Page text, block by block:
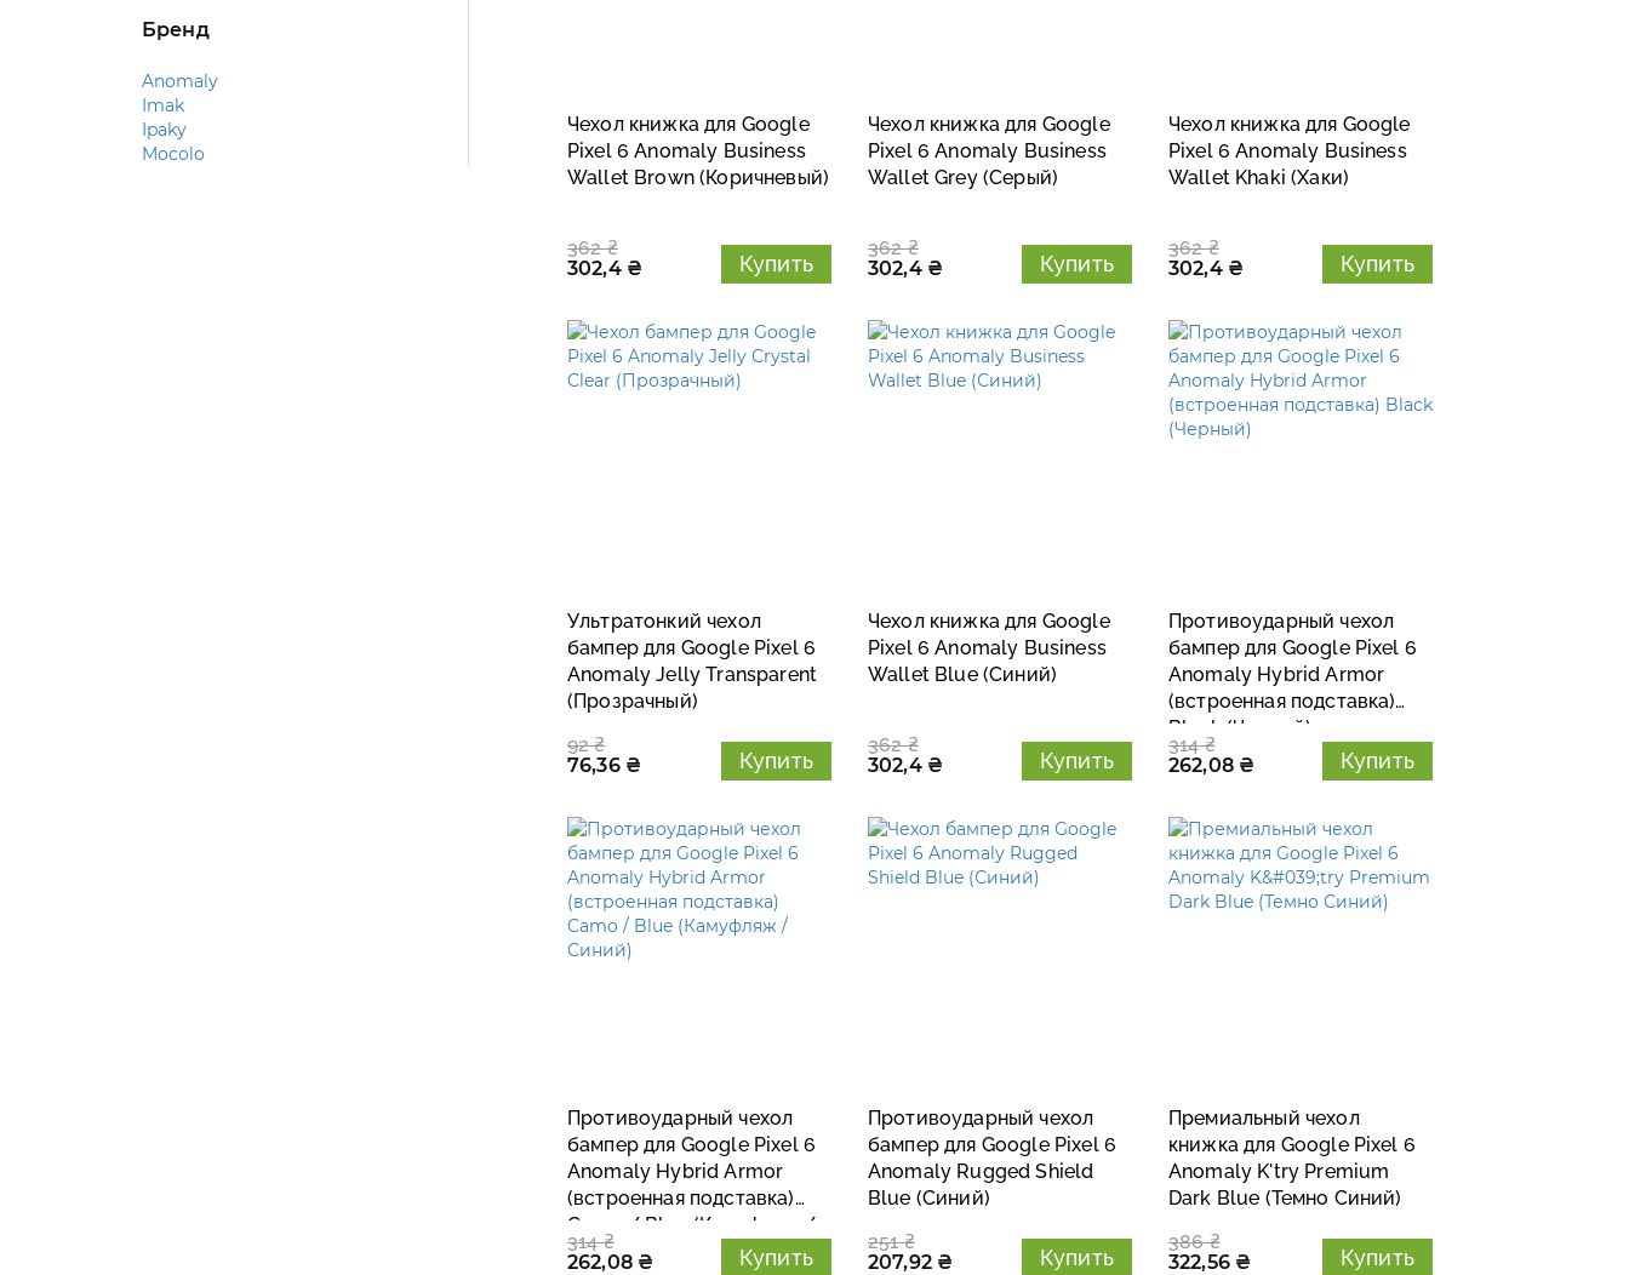
Бренд
Anomaly
Imak
Ipaky
Mocolo
Чехол книжка для Google
Pixel 6 Anomaly Business
Wallet Brown (Коричневый)
362 ₴
302,4 ₴
Купить
Чехол книжка для Google
Pixel 6 Anomaly Business
Wallet Grey (Серый)
362 ₴
302,4 ₴
Купить
Чехол книжка для Google
Pixel 6 Anomaly Business
Wallet Khaki (Хаки)
362 ₴
302,4 ₴
Купить
Ультратонкий чехол
бампер для Google Pixel 6
Anomaly Jelly Transparent
(Прозрачный)
92 ₴
76,36 ₴
Купить
Чехол книжка для Google
Pixel 6 Anomaly Business
Wallet Blue (Синий)
362 ₴
302,4 ₴
Купить
Противоударный чехол
бампер для Google Pixel 6
Anomaly Hybrid Armor
(встроенная подставка)
Black (Черный)
314 ₴
262,08 ₴
Купить
Противоударный чехол
бампер для Google Pixel 6
Anomaly Hybrid Armor
(встроенная подставка)
Camo / Blue (Камуфляж /
Синий)
314 ₴
262,08 ₴
Купить
Противоударный чехол
бампер для Google Pixel 6
Anomaly Rugged Shield
Blue (Синий)
251 ₴
207,92 ₴
Купить
Премиальный чехол
книжка для Google Pixel 6
Anomaly K'try Premium
Dark Blue (Темно Синий)
386 ₴
322,56 ₴
Купить